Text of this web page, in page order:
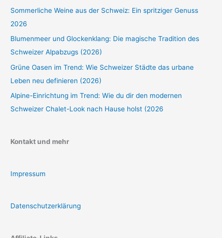
Sommerliche Weine aus der Schweiz: Ein spritziger Genuss
2026
Blumenmeer und Glockenklang: Die magische Tradition des
Schweizer Alpabzugs (2026)
Grüne Oasen im Trend: Wie Schweizer Städte das urbane
Leben neu definieren (2026)
Alpine-Einrichtung im Trend: Wie du dir den modernen
Schweizer Chalet-Look nach Hause holst (2026
Kontakt und mehr
Impressum
Datenschutzerklärung